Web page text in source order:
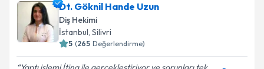
Dt. Göknil Hande Uzun
Diş Hekimi
İstanbul, Silivri
5 (265 Değerlendirme)